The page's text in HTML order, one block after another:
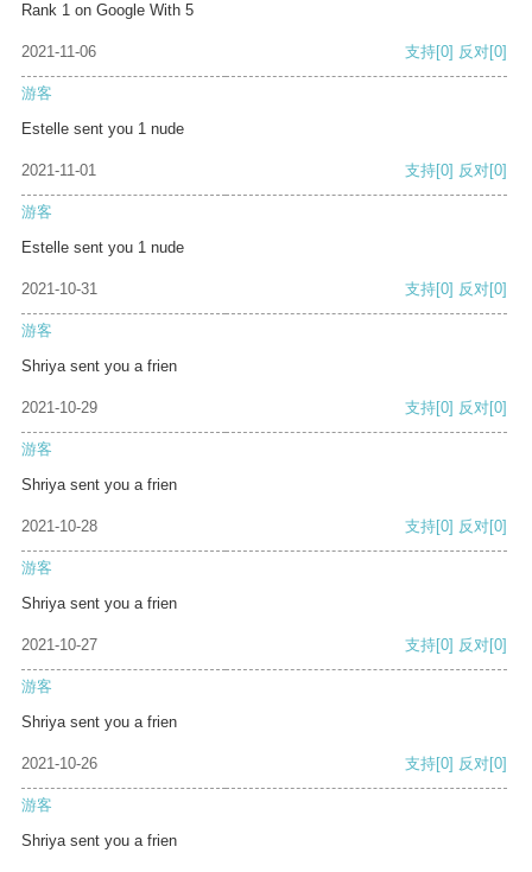
Rank 1 on Google With 5
2021-11-06 支持[0] 反对[0]
游客
Estelle sent you 1 nude
2021-11-01 支持[0] 反对[0]
游客
Estelle sent you 1 nude
2021-10-31 支持[0] 反对[0]
游客
Shriya sent you a frien
2021-10-29 支持[0] 反对[0]
游客
Shriya sent you a frien
2021-10-28 支持[0] 反对[0]
游客
Shriya sent you a frien
2021-10-27 支持[0] 反对[0]
游客
Shriya sent you a frien
2021-10-26 支持[0] 反对[0]
游客
Shriya sent you a frien